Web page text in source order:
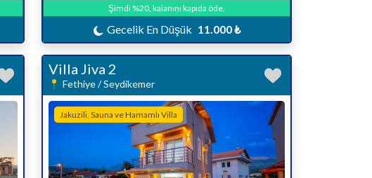
Şimdi %20, kalanını kapıda öde.
Gecelik En Düşük 11.000 ₺
Villa Jiva 2
Fethiye / Seydikemer
Jakuzili, Sauna ve Hamamlı Villa